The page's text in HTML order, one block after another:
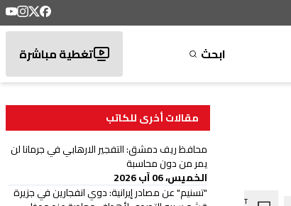
ابحث تغطية مباشرة
T
مقالات أخرى للكاتب
محافظ ريف دمشق: التفجير الارهابي في جرمانا لن
يمر من دون محاسبة
الخميس، 06 آب 2026
"تسنيم" عن مصادر إيرانية: دوي انفجارين في جزيرة